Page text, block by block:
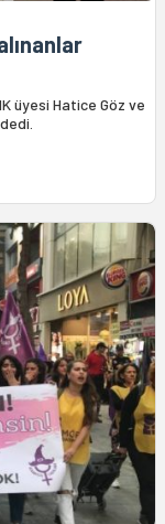
üyesi Hatice Göz ve